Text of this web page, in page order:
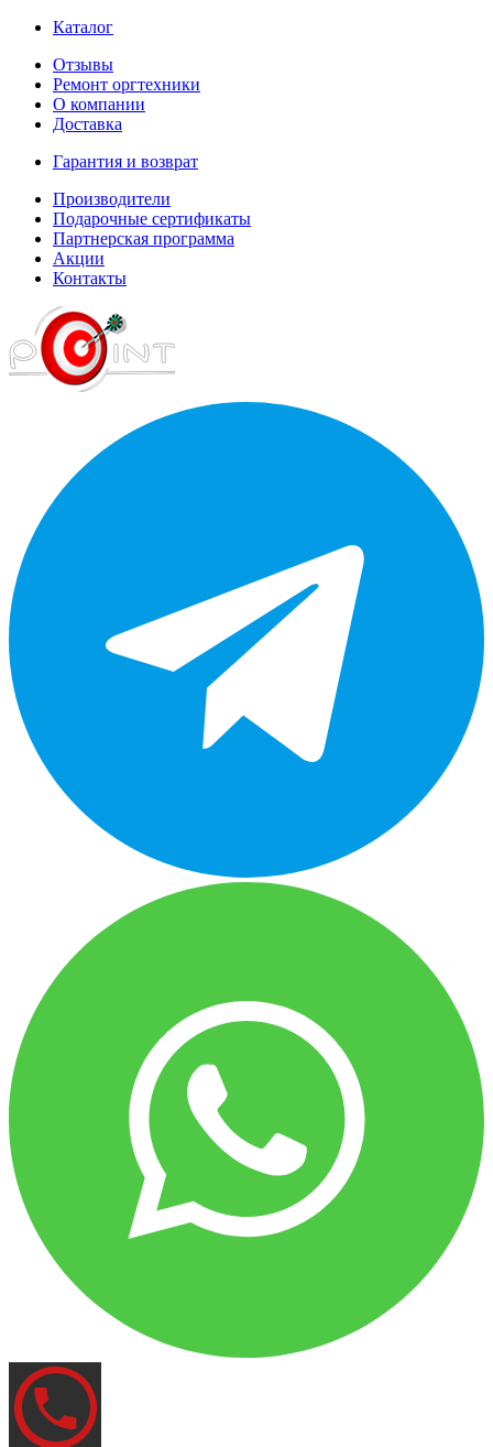
Каталог
Отзывы
Ремонт оргтехники
О компании
Доставка
Гарантия и возврат
Производители
Подарочные сертификаты
Партнерская программа
Акции
Контакты